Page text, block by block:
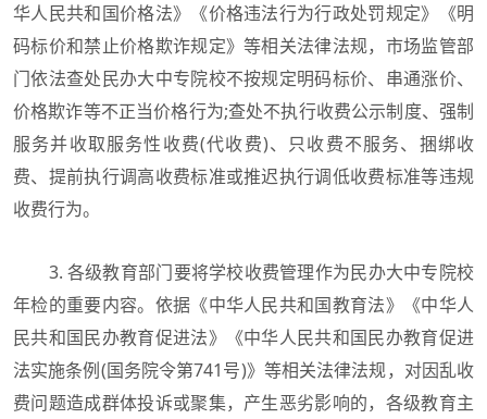
华人民共和国价格法》《价格违法行为行政处罚规定》《明
码标价和禁止价格欺诈规定》等相关法律法规，市场监管部
门依法查处民办大中专院校不按规定明码标价、串通涨价、
价格欺诈等不正当价格行为;查处不执行收费公示制度、强制
服务并收取服务性收费(代收费)、只收费不服务、捆绑收
费、提前执行调高收费标准或推迟执行调低收费标准等违规
收费行为。
3. 各级教育部门要将学校收费管理作为民办大中专院校
年检的重要内容。依据《中华人民共和国教育法》《中华人
民共和国民办教育促进法》《中华人民共和国民办教育促进
法实施条例(国务院令第741号)》等相关法律法规，对因乱收
费问题造成群体投诉或聚集，产生恶劣影响的，各级教育主